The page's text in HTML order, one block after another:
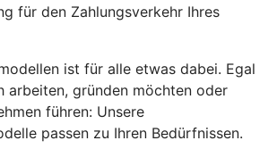
für den Zahlungsverkehr Ihres
ist für alle etwas dabei. Egal
arbeiten, gründen möchten oder
führen: Unsere
passen zu Ihren Bedürfnissen.